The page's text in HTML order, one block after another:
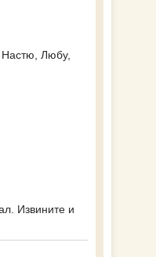
Настю, Любу,
Извините и